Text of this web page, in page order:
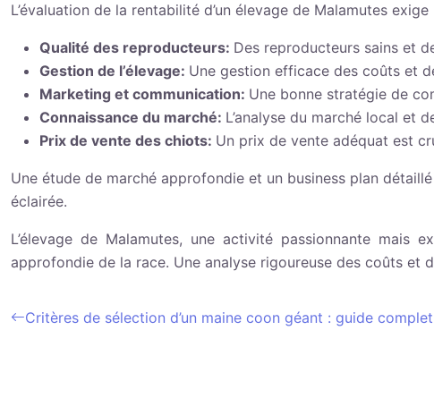
L’évaluation de la rentabilité d’un élevage de Malamutes
Qualité des reproducteurs: Des reproducteurs sains et
Gestion de l’élevage: Une gestion efficace des coûts et
Marketing et communication: Une bonne stratégie de
Connaissance du marché: L’analyse du marché local et
Prix de vente des chiots: Un prix de vente adéquat est
Une étude de marché approfondie et un business plan
éclairée.
L’élevage de Malamutes, une activité passionnante mais
approfondie de la race. Une analyse rigoureuse des coûts et
Critères de sélection d’un maine coon géant : guide complet